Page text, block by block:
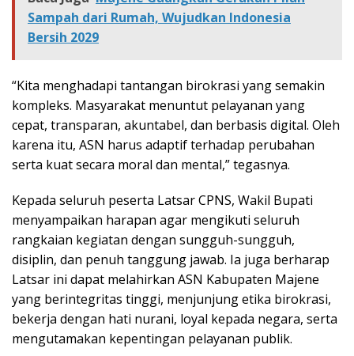
Sampah dari Rumah, Wujudkan Indonesia
Bersih 2029
“Kita menghadapi tantangan birokrasi yang semakin
kompleks. Masyarakat menuntut pelayanan yang
cepat, transparan, akuntabel, dan berbasis digital. Oleh
karena itu, ASN harus adaptif terhadap perubahan
serta kuat secara moral dan mental,” tegasnya.
Kepada seluruh peserta Latsar CPNS, Wakil Bupati
menyampaikan harapan agar mengikuti seluruh
rangkaian kegiatan dengan sungguh-sungguh,
disiplin, dan penuh tanggung jawab. Ia juga berharap
Latsar ini dapat melahirkan ASN Kabupaten Majene
yang berintegritas tinggi, menjunjung etika birokrasi,
bekerja dengan hati nurani, loyal kepada negara, serta
mengutamakan kepentingan pelayanan publik.